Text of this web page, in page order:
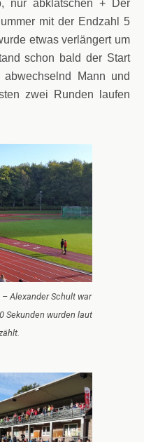
nur abklatschen + Der
mit der Endzahl 5
etwas verlängert um
schon bald der Start
Mann und
zwei Runden laufen
Alexander Schult war
Sekunden wurden laut